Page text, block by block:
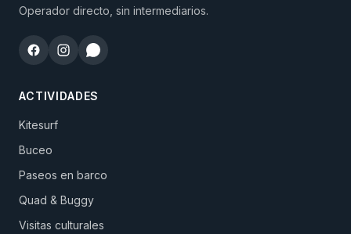
Operador directo, sin intermediarios.
ACTIVIDADES
Kitesurf
Buceo
Paseos en barco
Quad & Buggy
Visitas culturales